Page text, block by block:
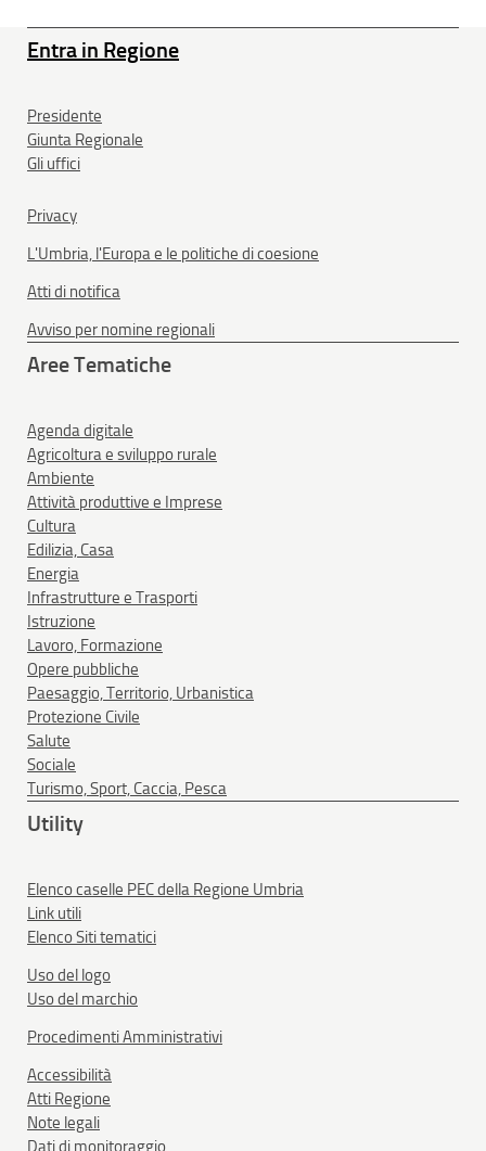
Entra in Regione
Presidente
Giunta Regionale
Gli uffici
Privacy
L'Umbria, l'Europa e le politiche di coesione
Atti di notifica
Avviso per nomine regionali
Aree Tematiche
Agenda digitale
Agricoltura e sviluppo rurale
Ambiente
Attività produttive e Imprese
Cultura
Edilizia, Casa
Energia
Infrastrutture e Trasporti
Istruzione
Lavoro, Formazione
Opere pubbliche
Paesaggio, Territorio, Urbanistica
Protezione Civile
Salute
Sociale
Turismo, Sport, Caccia, Pesca
Utility
Elenco caselle PEC della Regione Umbria
Link utili
Elenco Siti tematici
Uso del logo
Uso del marchio
Procedimenti Amministrativi
Accessibilità
Atti Regione
Note legali
Dati di monitoraggio